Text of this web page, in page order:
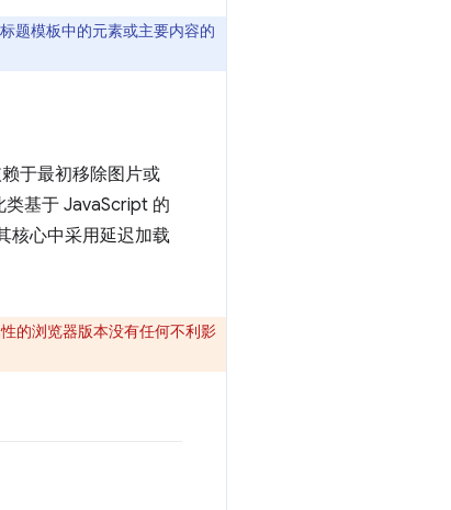
题模板中的元素或主要内容的
于最初移除图片或
基于 JavaScript 的
核心中采用延迟加载
的浏览器版本没有任何不利影